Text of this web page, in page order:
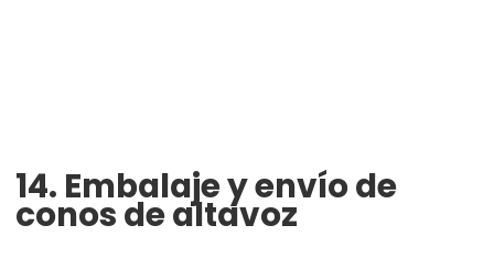
14. Embalaje y envío de
conos de altavoz